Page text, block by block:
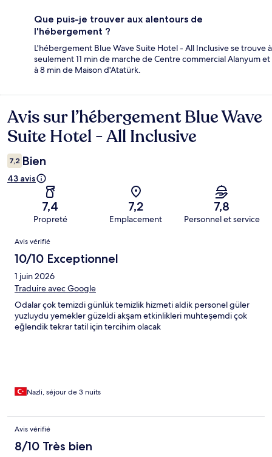
Que puis-je trouver aux alentours de
l'hébergement ?
L'hébergement Blue Wave Suite Hotel - All Inclusive se trouve à
seulement 11 min de marche de Centre commercial Alanyum et
à 8 min de Maison d'Atatürk.
Avis
Avis sur l’hébergement Blue Wave
Suite Hotel - All Inclusive
7,2 Bien
43 avis
7,4
Propreté
7,2
Emplacement
7,8
Personnel et service
Avis
Avis vérifié
10/10 Exceptionnel
1 juin 2026
Traduire avec Google
Odalar çok temizdi günlük temizlik hizmeti aldik personel güler
yuzluydu yemekler güzeldi akşam etkinlikleri muhteşemdi çok
eğlendik tekrar tatil için tercihim olacak
Nazli, séjour de 3 nuits
Avis vérifié
8/10 Très bien